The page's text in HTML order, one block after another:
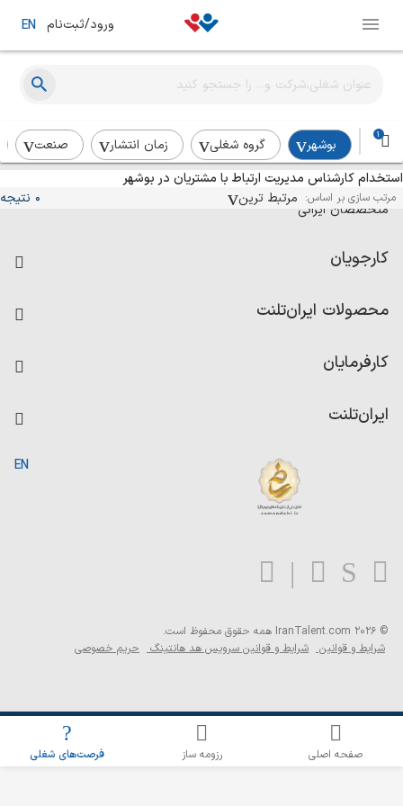
ورود/ثبت‌نام EN
1
بوشهر گروه شغلی زمان انتشار
صنعت
استخدام کارشناس مدیریت ارتباط با مشتریان در بوشهر
مرتب سازی بر اساس: مرتبط ترین 0 نتیجه
اطلاع‌رسانی شغلی را برای این جستجو فعال کنید
آگهی‌های استخدام و همکاری برای
متخصصان ایرانی
کارجویان
رزومه ساز
امتیاز شرکت‌ها
محصولات ایران‌تلنت
کاردیکس
کارفرمایان
ایران‌تلنت
بلاگ
EN
© 2026 IranTalent.com
همه حقوق محفوظ است.
شرایط و قوانین شرایط و قوانین سرویس هد هانتینگ حریم خصوصی
صفحه اصلی رزومه ساز فرصت‌های شغلی